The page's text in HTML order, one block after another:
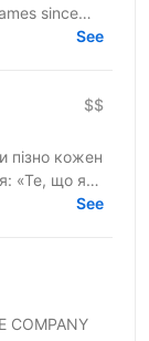
since
See
$$
«Те, що я
See